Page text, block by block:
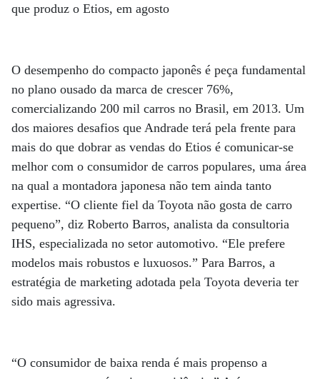
que produz o Etios, em agosto
O desempenho do compacto japonês é peça fundamental
no plano ousado da marca de crescer 76%,
comercializando 200 mil carros no Brasil, em 2013. Um
dos maiores desafios que Andrade terá pela frente para
mais do que dobrar as vendas do Etios é comunicar-se
melhor com o consumidor de carros populares, uma área
na qual a montadora japonesa não tem ainda tanto
expertise. “O cliente fiel da Toyota não gosta de carro
pequeno”, diz Roberto Barros, analista da consultoria
IHS, especializada no setor automotivo. “Ele prefere
modelos mais robustos e luxuosos.” Para Barros, a
estratégia de marketing adotada pela Toyota deveria ter
sido mais agressiva.
“O consumidor de baixa renda é mais propenso a